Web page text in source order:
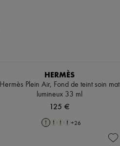
HERMÈS
Hermès Plein Air, Fond de teint soin mat
lumineux 33 ml
125 €
+26